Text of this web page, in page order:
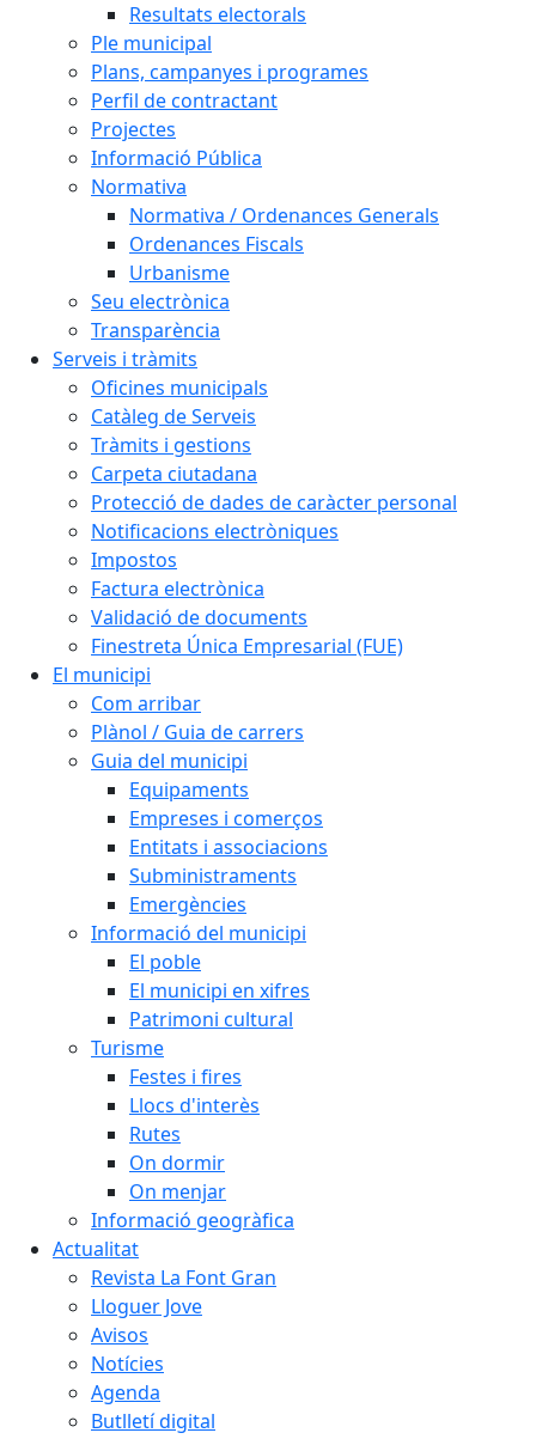
Resultats electorals
Ple municipal
Plans, campanyes i programes
Perfil de contractant
Projectes
Informació Pública
Normativa
Normativa / Ordenances Generals
Ordenances Fiscals
Urbanisme
Seu electrònica
Transparència
Serveis i tràmits
Oficines municipals
Catàleg de Serveis
Tràmits i gestions
Carpeta ciutadana
Protecció de dades de caràcter personal
Notificacions electròniques
Impostos
Factura electrònica
Validació de documents
Finestreta Única Empresarial (FUE)
El municipi
Com arribar
Plànol / Guia de carrers
Guia del municipi
Equipaments
Empreses i comerços
Entitats i associacions
Subministraments
Emergències
Informació del municipi
El poble
El municipi en xifres
Patrimoni cultural
Turisme
Festes i fires
Llocs d'interès
Rutes
On dormir
On menjar
Informació geogràfica
Actualitat
Revista La Font Gran
Lloguer Jove
Avisos
Notícies
Agenda
Butlletí digital